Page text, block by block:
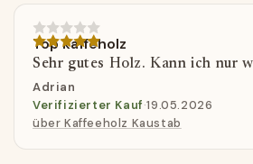
Top kaffeholz
Sehr gutes Holz. Kann ich nur
Adrian
Verifizierter Kauf·19.05.2026
über Kaffeeholz Kaustab